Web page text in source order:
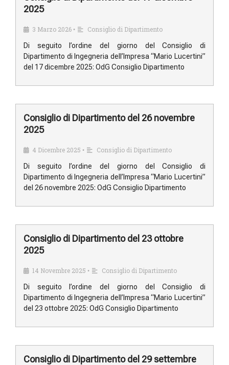
2025
3 Marzo 2026 •
Consiglio di Dipartimento
Di seguito l’ordine del giorno del Consiglio di
Dipartimento di Ingegneria dell’Impresa “Mario Lucertini”
del 17 dicembre 2025: OdG Consiglio Dipartimento
Consiglio di Dipartimento del 26 novembre
2025
4 Dicembre 2025 •
Consiglio di Dipartimento
Di seguito l’ordine del giorno del Consiglio di
Dipartimento di Ingegneria dell’Impresa “Mario Lucertini”
del 26 novembre 2025: OdG Consiglio Dipartimento
Consiglio di Dipartimento del 23 ottobre
2025
14 Novembre 2025 •
Consiglio di Dipartimento
Di seguito l’ordine del giorno del Consiglio di
Dipartimento di Ingegneria dell’Impresa “Mario Lucertini”
del 23 ottobre 2025: OdG Consiglio Dipartimento
Consiglio di Dipartimento del 29 settembre